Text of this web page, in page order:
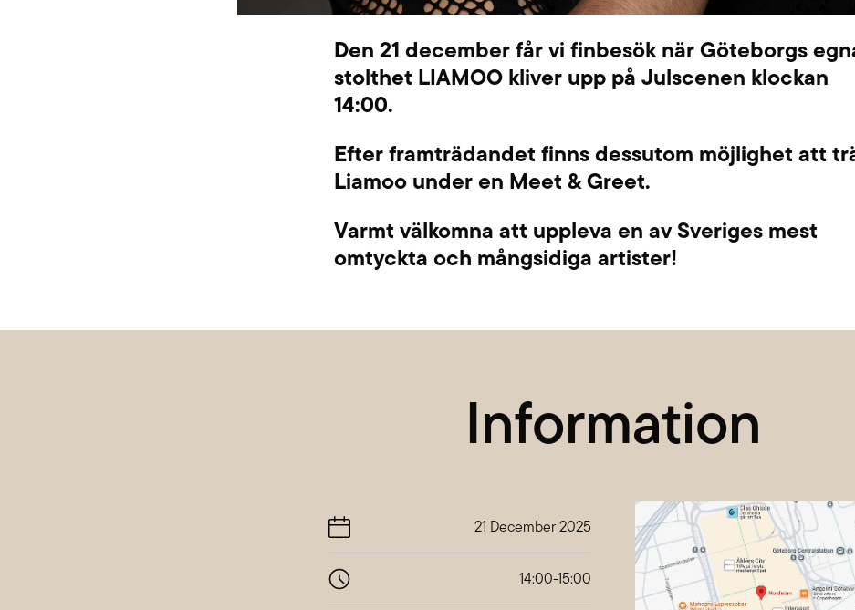
Den 21 december får vi finbesök när Göteborgs
stolthet LIAMOO kliver upp på Julscenen klockan
14:00.
Efter framträdandet finns dessutom möjlighet att
Liamoo under en Meet & Greet.
Varmt välkomna att uppleva en av Sveriges mest
omtyckta och mångsidiga artister!
Information
21 December 2025
14:00-15:00